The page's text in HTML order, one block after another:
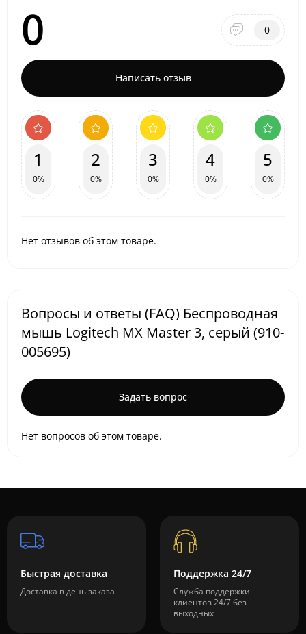
0 0
Написать отзыв
1
0%
2
0%
3
0%
4
0%
5
0%
Нет отзывов об этом товаре.
Вопросы и ответы (FAQ) Беспроводная
мышь Logitech MX Master 3, серый (910-
005695)
Задать вопрос
Нет вопросов об этом товаре.
Быстрая доставка
Доставка в день заказа
Поддержка 24/7
Служба поддержки
клиентов 24/7 без
выходных